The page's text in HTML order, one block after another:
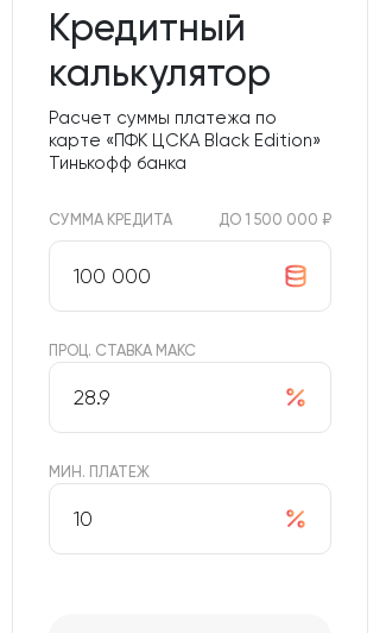
Кредитный
калькулятор
Расчет суммы платежа по
карте «ПФК ЦСКА Black Edition»
Тинькофф банка
СУММА КРЕДИТА ДО 1 500 000 ₽
ПРОЦ. СТАВКА МАКС
МИН. ПЛАТЕЖ